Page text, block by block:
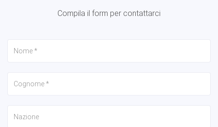
Compila il form per contattarci